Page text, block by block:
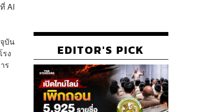
AI
บัน
ง
ร
EDITOR'S PICK